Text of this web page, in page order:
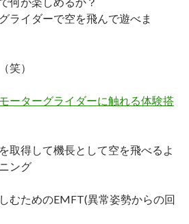
ライダーで空を飛んで遊べま
笑）
ーターグライダーに触れる体験搭
取得して機長として空を飛べるよ
ング
むためのEMFT(異常姿勢からの回